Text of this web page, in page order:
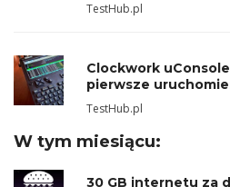
TestHub.pl
Clockwork
pierwsze
TestHub.pl
W tym miesiącu:
30 GB internetu za